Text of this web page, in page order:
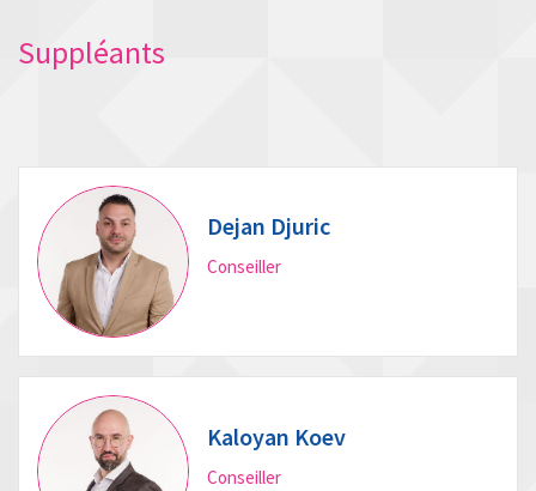
Suppléants
Dejan Djuric
Conseiller
Kaloyan Koev
Conseiller